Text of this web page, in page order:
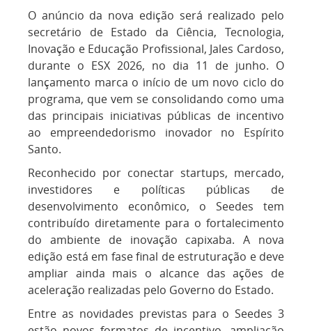
O anúncio da nova edição será realizado pelo
secretário de Estado da Ciência, Tecnologia,
Inovação e Educação Profissional, Jales Cardoso,
durante o ESX 2026, no dia 11 de junho. O
lançamento marca o início de um novo ciclo do
programa, que vem se consolidando como uma
das principais iniciativas públicas de incentivo
ao empreendedorismo inovador no Espírito
Santo.
Reconhecido por conectar startups, mercado,
investidores e políticas públicas de
desenvolvimento econômico, o Seedes tem
contribuído diretamente para o fortalecimento
do ambiente de inovação capixaba. A nova
edição está em fase final de estruturação e deve
ampliar ainda mais o alcance das ações de
aceleração realizadas pelo Governo do Estado.
Entre as novidades previstas para o Seedes 3